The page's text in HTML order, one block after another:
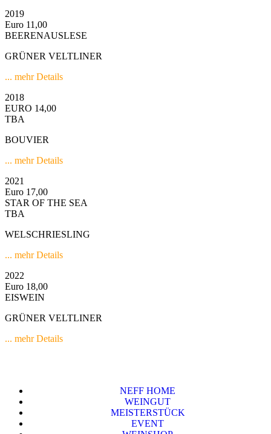
2019
Euro 11,00
BEERENAUSLESE
GRÜNER VELTLINER
... mehr Details
2018
EURO 14,00
TBA
BOUVIER
... mehr Details
2021
Euro 17,00
STAR OF THE SEA
TBA
WELSCHRIESLING
... mehr Details
2022
Euro 18,00
EISWEIN
GRÜNER VELTLINER
... mehr Details
NEFF HOME
WEINGUT
MEISTERSTÜCK
EVENT